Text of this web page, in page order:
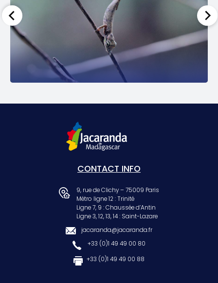
CONTACT INFO
9, rue de Clichy – 75009 Paris
Métro ligne 12 : Trinité
Ligne 7, 9 : Chaussée d’Antin
Ligne 3, 12, 13, 14 : Saint-Lazare
jacaranda@jacaranda.fr
+33 (0)1 49 49 00 80
+33 (0)1 49 49 00 88